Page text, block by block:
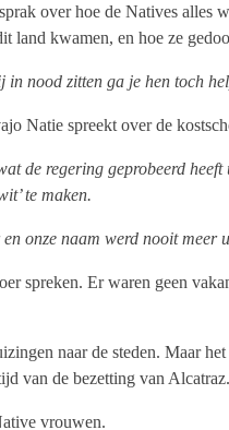
sprak over hoe de Natives alles
land kwamen, en hoe ze
in nood zitten ga je hen toch
Natie spreekt over de
de regering geprobeerd
te maken.
onze naam werd nooit meer
spreken. Er waren geen
naar de steden. Maar
van de bezetting van Alcatraz.
vrouwen.